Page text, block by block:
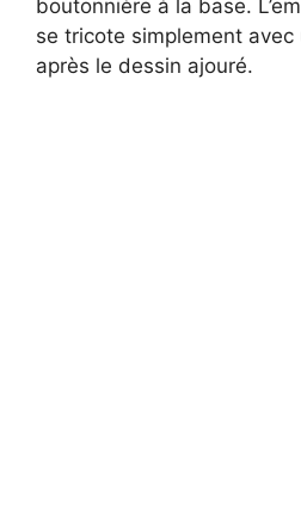
boutonnière à la base.
se tricote simplement
après le dessin ajouré.